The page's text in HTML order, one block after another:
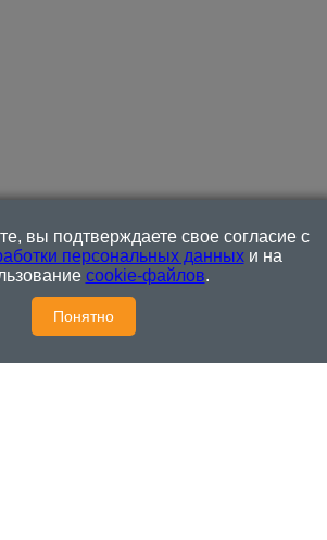
вы подтверждаете свое согласие с
персональных данныхи на
cookie-файлов.
Понятно